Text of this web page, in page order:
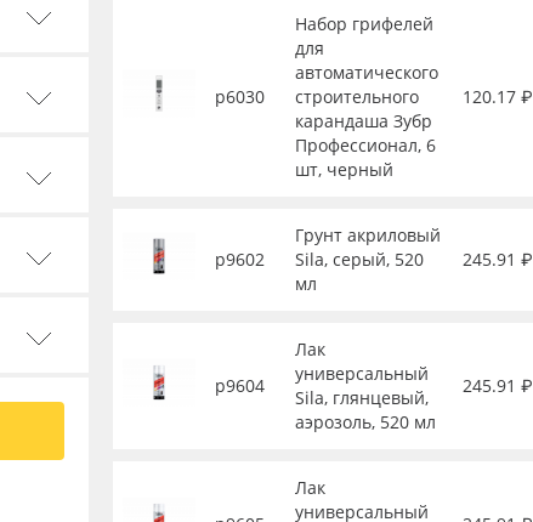
р6030
Набор грифелей
для
автоматического
строительного
карандаша Зубр
Профессионал, 6
шт, черный
120.17 ₽
р9602
Грунт акриловый
Sila, серый, 520
мл
245.91 ₽
р9604
Лак
универсальный
Sila, глянцевый,
аэрозоль, 520 мл
245.91 ₽
Лак
универсальный